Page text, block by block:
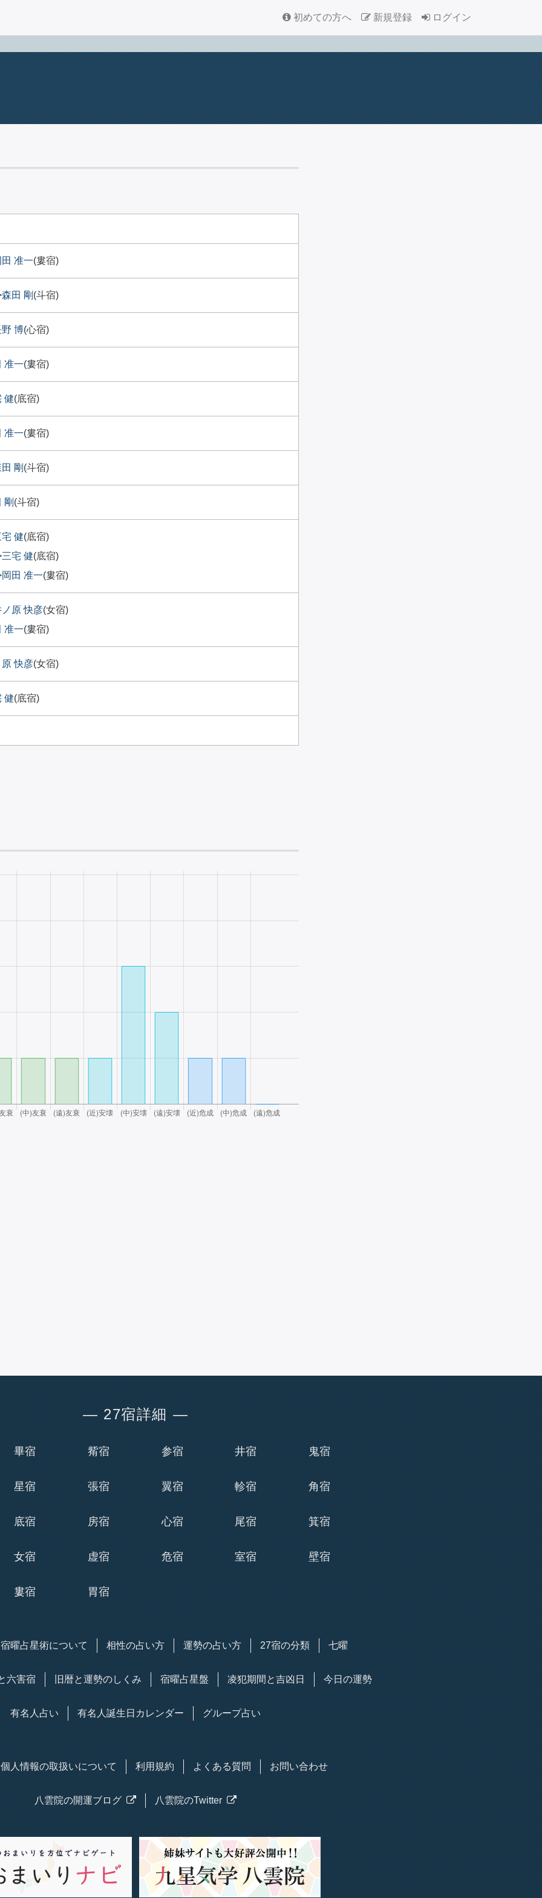
初めての方へ 新規登録 ログイン
准一(婁宿)
森田 剛 (斗宿)
野 博(心宿)
准一(婁宿)
健(底宿)
准一(婁宿)
剛 (斗宿)
剛 (斗宿)
健(底宿)
三宅 健(底宿)
岡田 准一(婁宿)
ノ原 快彦(女宿)
准一(婁宿)
快彦(女宿)
健(底宿)
― 27宿詳細 ―
畢宿 觜宿 参宿 井宿 鬼宿
星宿 張宿 翼宿 軫宿 角宿
底宿 房宿 心宿 尾宿 箕宿
女宿 虚宿 危宿 室宿 壁宿
婁宿 胃宿
宿曜占星術について 相性の占い方 運勢の占い方 27宿の分類 七曜
六害宿 旧暦と運勢のしくみ 宿曜占星盤 凌犯期間と吉凶日 今日の運勢
有名人占い 有名人誕生日 カレンダー グループ占い
個人情報の取扱いについて 利用規約 よくある質問 お問い合わせ
八雲院の開運ブログ 八雲院のTwitter